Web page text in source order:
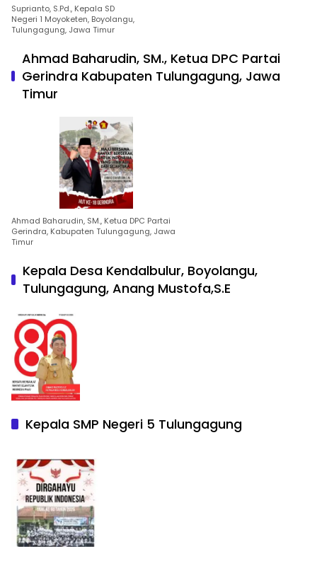
Suprianto, S.Pd., Kepala SD
Negeri 1 Moyoketen, Boyolangu,
Tulungagung, Jawa Timur
Ahmad Baharudin, SM., Ketua DPC Partai
Gerindra Kabupaten Tulungagung, Jawa
Timur
Ahmad Baharudin, SM., Ketua DPC Partai
Gerindra, Kabupaten Tulungagung, Jawa
Timur
Kepala Desa Kendalbulur, Boyolangu,
Tulungagung, Anang Mustofa,S.E
Kepala SMP Negeri 5 Tulungagung